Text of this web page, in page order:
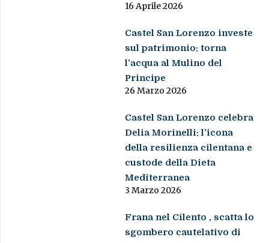
16 Aprile 2026
Castel San Lorenzo investe
sul patrimonio: torna
l’acqua al Mulino del
Principe
26 Marzo 2026
Castel San Lorenzo celebra
Delia Morinelli: l’icona
della resilienza cilentana e
custode della Dieta
Mediterranea
3 Marzo 2026
Frana nel Cilento , scatta lo
sgombero cautelativo di